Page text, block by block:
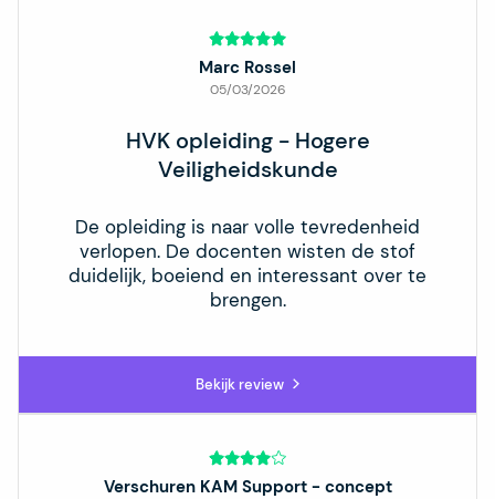
Marc Rossel
05/03/2026
HVK opleiding - Hogere
Veiligheidskunde
De opleiding is naar volle tevredenheid
verlopen. De docenten wisten de stof
duidelijk, boeiend en interessant over te
brengen.
Bekijk review
Verschuren KAM Support - concept